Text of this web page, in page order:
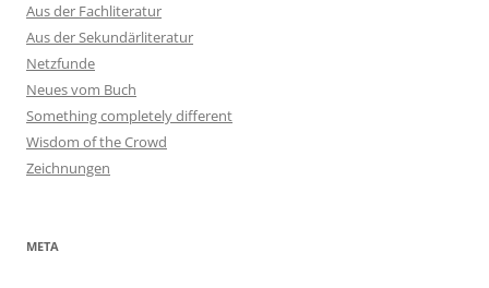
Aus der Fachliteratur
Aus der Sekundärliteratur
Netzfunde
Neues vom Buch
Something completely different
Wisdom of the Crowd
Zeichnungen
META